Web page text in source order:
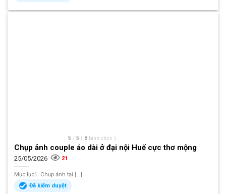
5 / 5 ( 8 bình chọn )
Chụp ảnh couple áo dài ở đại nội Huế cực thơ mộng
25/05/2026 21
Mục lục1. Chụp ảnh tại [...]
Đã kiểm duyệt